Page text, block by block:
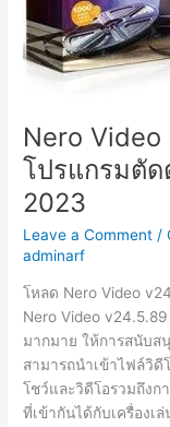
Nero
โปรแกรมตัด
2023
Leave a Comment /
adminarf
โหลด Nero Video
Nero Video
มากมาย ให้การสนับส
สามารถนำเข้าไฟล์วิดี
โชว์และวิดีโอรวมถึงก
ที่เข้ากันได้กับเครื่องเ